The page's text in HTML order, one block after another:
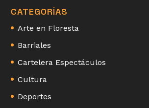
CATEGORÍAS
Arte en Floresta
Barriales
Cartelera Espectáculos
Cultura
Deportes